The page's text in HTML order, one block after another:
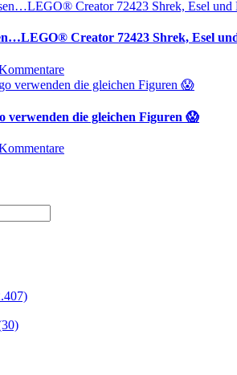
Creator 72423 Shrek, Esel
verwenden die gleichen Figuren 😱